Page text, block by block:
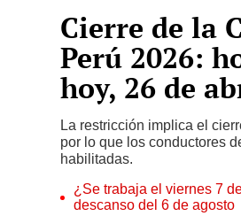
Cierre de la
Perú 2026:
hoy, 26 de
La restricción implica el
por lo que los conductores
habilitadas.
¿Se trabaja el viernes 7
descanso del 6 de agosto